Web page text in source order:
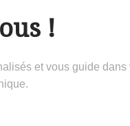
!
et vous guide dans